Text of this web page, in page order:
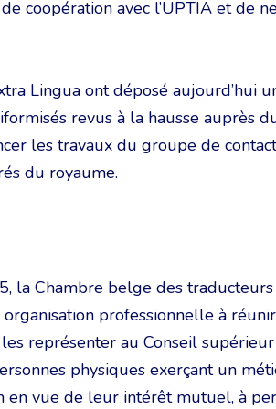
coopération avec l’UPTIA et de
Lingua ont déposé aujourd’hui
revus à la hausse auprès
les travaux du groupe de
du royaume.
la Chambre belge des
professionnelle à
représenter au Conseil
physiques exerçant un
en vue de leur intérêt mutuel, à